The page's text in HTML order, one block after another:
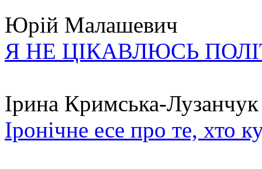
Юрій Малашевич
Я НЕ ЦІКАВЛЮСЬ
Ірина Кримська-Лузанчук
Іронічне есе про те, хто